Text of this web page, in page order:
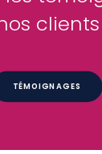
clients
TÉMOIGNAGES